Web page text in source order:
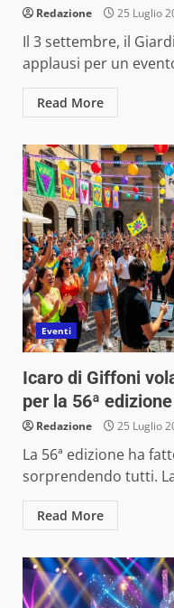
Redazione 25 Luglio
Il 3 settembre, il
applausi per un
Read More
Eventi
Icaro di Giffoni
per la 56ª
Redazione 25 Luglio
La 56ª edizione ha
sorprendendo tutti.
Read More